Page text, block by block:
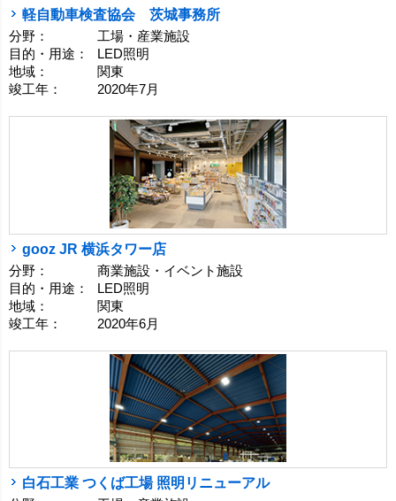
軽自動車検査協会 茨城事務所
分野：
工場・産業施設
目的・用途：
LED照明
地域：
関東
竣工年：
2020年7月
gooz JR 横浜タワー店
分野：
商業施設・イベント施設
目的・用途：
LED照明
地域：
関東
竣工年：
2020年6月
白石工業 つくば工場 照明リニューアル